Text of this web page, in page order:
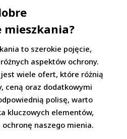
mieszkania?
to szerokie pojęcie,
aspektów ochrony.
wiele ofert, które różnią
ceną oraz dodatkowymi
polisę, warto
kluczowych elementów,
ochronę naszego mienia.